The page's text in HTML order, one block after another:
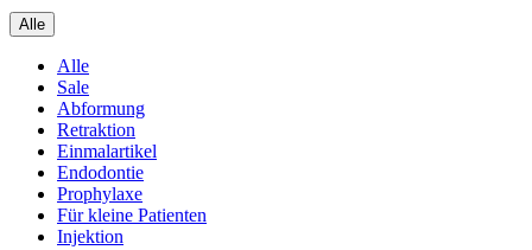
Alle
Alle
Sale
Abformung
Retraktion
Einmalartikel
Endodontie
Prophylaxe
Für kleine Patienten
Injektion